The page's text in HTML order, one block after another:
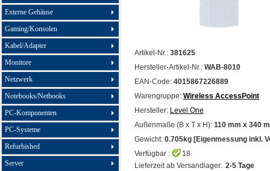
Externe Gehäuse
Gaming/Konsolen
Kabel/Adapter
Monitore
Netzwerk
Notebooks/Netbooks
PC-Komponenten
PC-Systeme
Refurbished
Server
Artikel-Nr.: 381625
Hersteller-Artikel-Nr.: WAB-8010
EAN-Code: 4015867226889
Warengruppe: Wireless AccessPoint
Hersteller: Level One
Außenmaße (B x T x H): 110 mm x 340
Gewicht: 0.705kg [Eigenmessung inkl.
Verfügbar :
18
Lieferzeit ab Versandlager: 2-5 Tage